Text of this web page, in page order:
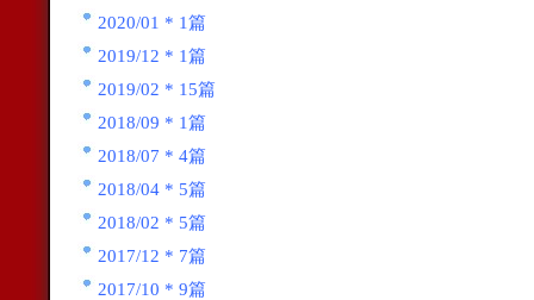
2020/01 * 1篇
2019/12 * 1篇
2019/02 * 15篇
2018/09 * 1篇
2018/07 * 4篇
2018/04 * 5篇
2018/02 * 5篇
2017/12 * 7篇
2017/10 * 9篇